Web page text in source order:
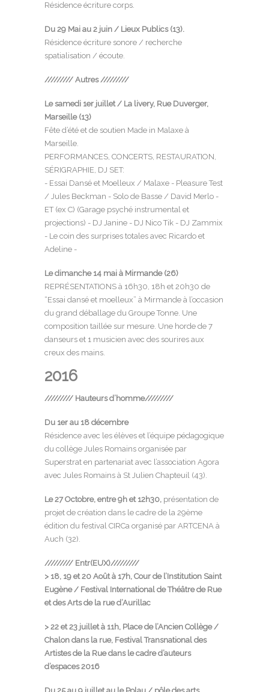
Résidence écriture corps.
Du 29 Mai au 2 juin / Lieux Publics (13).
Résidence écriture sonore / recherche
spatialisation / écoute.
///////// Autres /////////
Le samedi 1er juillet / La livery, Rue Duverger,
Marseille (13)
Fête d’été et de soutien Made in Malaxe à
Marseille.
PERFORMANCES, CONCERTS, RESTAURATION,
SÉRIGRAPHIE, DJ SET:
- Essai Dansé et Moelleux / Malaxe - Pleasure Test
/ Jules Beckman - Solo de Basse / David Merlo -
ET (ex C) (Garage psyché instrumental et
projections) - DJ Janine - DJ Nico Tik - DJ Zammix
- Le coin des surprises totales avec Ricardo et
Adeline -
Le dimanche 14 mai à Mirmande (26)
REPRÉSENTATIONS à 16h30, 18h et 20h30 de
“Essai dansé et moelleux” à Mirmande à l’occasion
du grand déballage du Groupe Tonne. Une
composition taillée sur mesure. Une horde de 7
danseurs et 1 musicien avec des sourires aux
creux des mains.
2016
///////// Hauteurs d’homme/////////
Du 1er au 18 décembre
Résidence avec les élèves et l’équipe pédagogique
du collège Jules Romains organisée par
Superstrat en partenariat avec l’association Agora
avec Jules Romains à St Julien Chapteuil (43).
Le 27 Octobre, entre 9h et 12h30, présentation de
projet de création dans le cadre de la 29ème
édition du festival CIRCa organisé par ARTCENA à
Auch (32).
///////// Entr(EUX)/////////
> 18, 19 et 20 Août à 17h, Cour de l’Institution Saint
Eugène / Festival International de Théâtre de Rue
et des Arts de la rue d’Aurillac
> 22 et 23 juillet à 11h, Place de l’Ancien Collège /
Chalon dans la rue, Festival Transnational des
Artistes de la Rue dans le cadre d’auteurs
d’espaces 2016